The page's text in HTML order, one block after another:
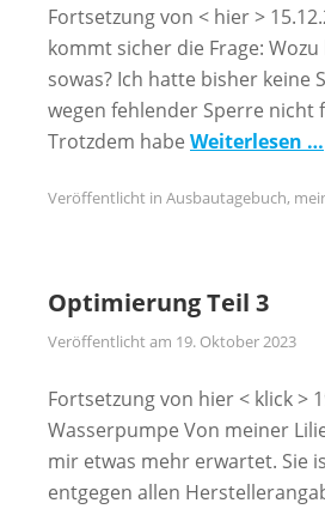
Fortsetzung von < hier >
kommt sicher die Frage:
sowas? Ich hatte bisher keine
wegen fehlender Sperre nicht
Trotzdem habe Weiterlesen …
Veröffentlicht in Ausbautagebuch,
Optimierung Teil 3
Veröffentlicht am 19. Oktober 2023
Fortsetzung von hier < klick >
Wasserpumpe Von meiner
mir etwas mehr erwartet. Sie
entgegen allen